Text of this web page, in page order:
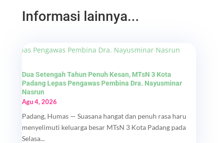
Informasi lainnya...
Dua Setengah Tahun Penuh Kesan, MTsN 3 Kota
Padang Lepas Pengawas Pembina Dra. Nayusminar
Nasrun
Agu 4, 2026
Padang, Humas — Suasana hangat dan penuh rasa haru
menyelimuti keluarga besar MTsN 3 Kota Padang pada
Selasa...